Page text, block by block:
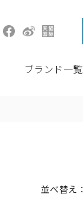
ブランド一覧
並べ替え：